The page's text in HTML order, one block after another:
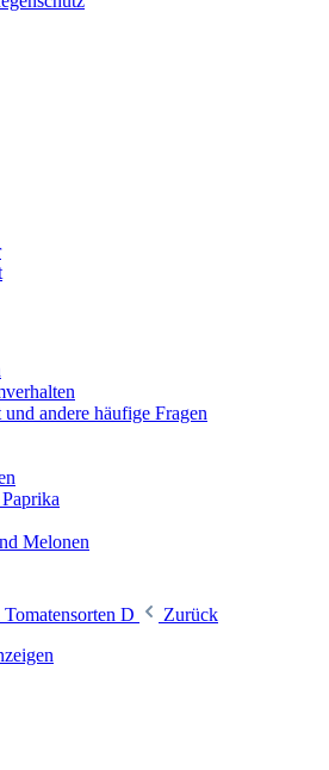
andere häufige Fragen
Melonen
Tomatensorten D
Zurück